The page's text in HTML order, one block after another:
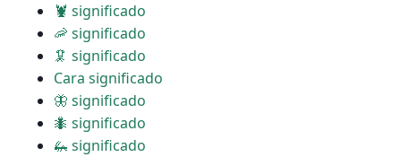
🦞 significado
🦐 significado
🦑 significado
Cara significado
🦋 significado
🐜 significado
🦗 significado